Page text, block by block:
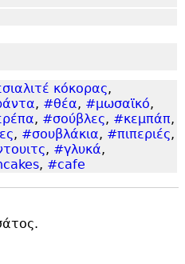
κόκορας,
, #θέα, #μωσαϊκό,
, #σούβλες, #κεμπάπ,
, #σουβλάκια, #πιπεριές,
, #γλυκά,
, #cafe